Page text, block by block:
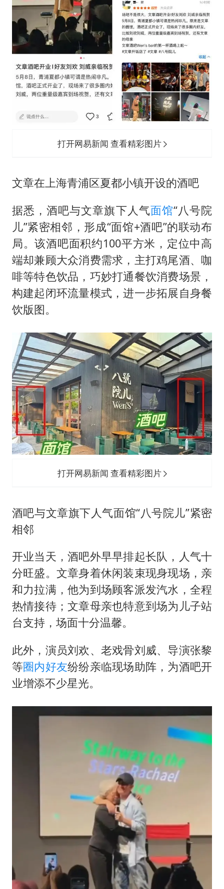
打开网易新闻 查看精彩图片
文章在上海青浦区夏都小镇开设的酒吧
据悉，酒吧与文章旗下人气面馆“八号院
儿”紧密相邻，形成“面馆+酒吧”的联动布
局。该酒吧面积约100平方米，定位中高
端却兼顾大众消费需求，主打鸡尾酒、咖
啡等特色饮品，巧妙打通餐饮消费场景，
构建起闭环流量模式，进一步拓展自身餐
饮版图。
打开网易新闻 查看精彩图片
酒吧与文章旗下人气面馆“八号院儿”紧密
相邻
开业当天，酒吧外早早排起长队，人气十
分旺盛。文章身着休闲装束现身现场，亲
和力拉满，他为到场顾客派发汽水，全程
热情接待；文章母亲也特意到场为儿子站
台支持，场面十分温馨。
此外，演员刘欢、老戏骨刘威、导演张黎
等圈内好友纷纷亲临现场助阵，为酒吧开
业增添不少星光。